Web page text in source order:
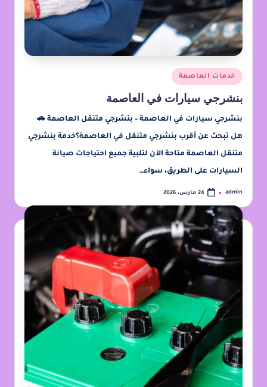
خدمات العاصمة
بنشرجي سيارات في العاصمة
بنشرجي سيارات في العاصمة – بنشرجي متنقل العاصمة 🚗
هل تبحث عن أقرب بنشرجي متنقل في العاصمة؟خدمة بنشرجي
متنقل العاصمة متاحة الآن لتلبية جميع احتياجات صيانة
السيارات على الطريق، سواء…
admin 24 مارس، 2026